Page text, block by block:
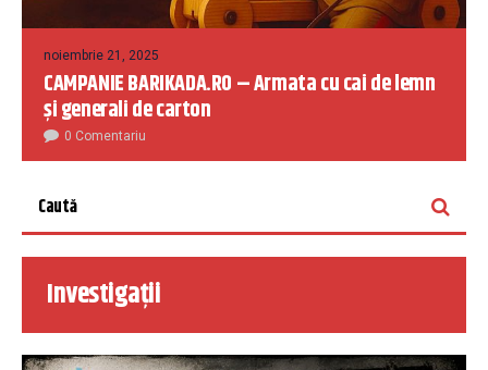
noiembrie 21, 2025
CAMPANIE BARIKADA.RO – Armata cu cai de lemn
și generali de carton
0 Comentariu
Investigații